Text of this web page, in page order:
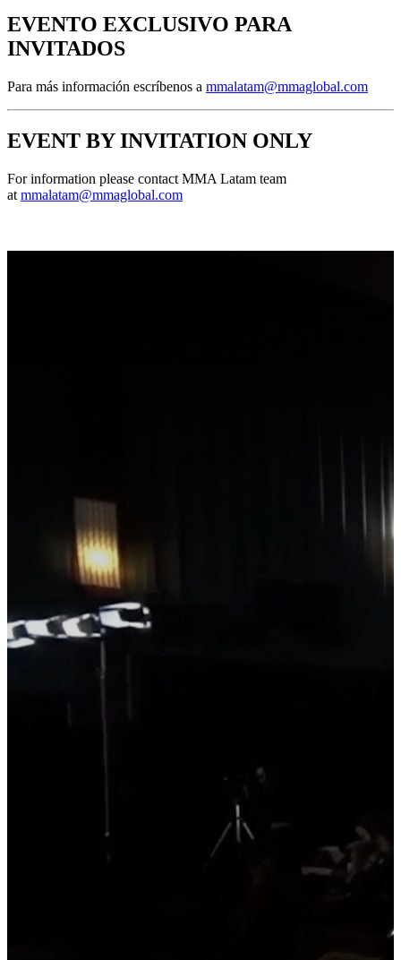
EVENTO EXCLUSIVO PARA
INVITADOS
Para más información escríbenos a mmalatam@mmaglobal.com
EVENT BY INVITATION ONLY
For information please contact MMA Latam team
at mmalatam@mmaglobal.com